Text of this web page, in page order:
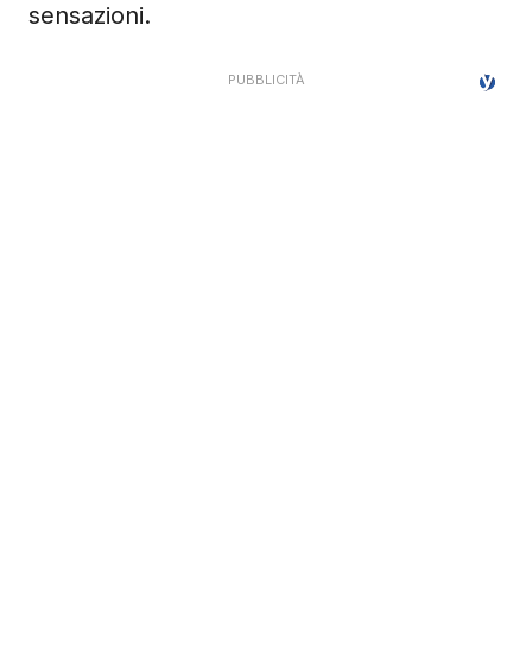
sensazioni.